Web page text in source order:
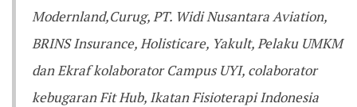
Modernland,Curug, PT. Widi Nusantara Aviation,
BRINS Insurance, Holisticare, Yakult, Pelaku UMKM
dan Ekraf kolaborator Campus UYI, colaborator
kebugaran Fit Hub, Ikatan Fisioterapi Indonesia